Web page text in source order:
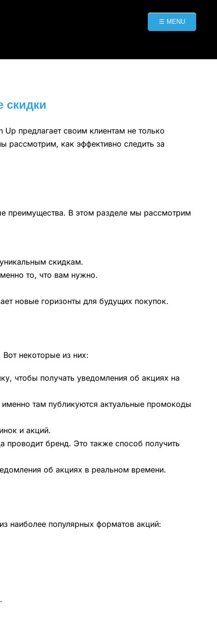
☰ MENU
скидки
предлагает своим клиентам не только
рассмотрим, как эффективно следить за
преимущества. В этом разделе мы рассмотрим
скидкам.
то, что вам нужно.
новые горизонты для будущих покупок.
некоторые из них:
чтобы получать уведомления об акциях на
там публикуются актуальные промокоды
и акций.
проводит бренд. Это также способ получить
об акциях в реальном времени.
наиболее популярных форматов акций: